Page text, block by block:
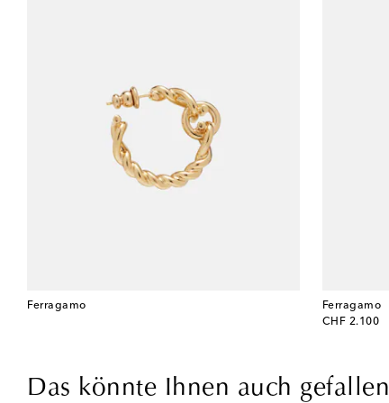
Ferragamo
Ferragamo
CHF 2.100
original price
Das könnte Ihnen auch gefallen